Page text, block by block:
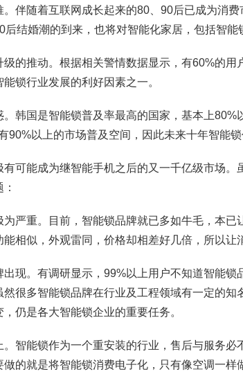
。伴随着互联网成长起来的80、90后已成为消
结婚潮的到来，也将对智能化家居，包括智能
级的推动。根据相关警情数据显示，有60%的
锁行业发展的利好因素之一。
。韩国是智能锁普及率最高的国家，基本上
90%以上的市场普及空间，因此未来十年智能锁
可能成为继智能手机之后的又一千亿级市场
为严重。目前，智能锁品牌就已多如牛毛，本
相似，外观雷同，价格却相差好几倍，所以让
现。有调研显示，99%以上用户不知道智能
然很多智能锁品牌在行业及工程领域有一定的
仍是各大智能锁企业的重要任务。
智能锁作为一个重安装的行业，售后与服务
的就是将智能锁消费电子化，只有像空调一